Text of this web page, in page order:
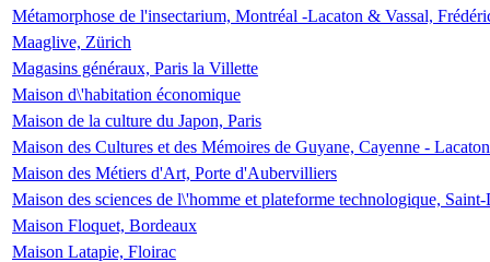
Métamorphose de l'insectarium, Montréal -Lacaton & Vassal,
Maaglive, Zürich
Magasins généraux, Paris la Villette
Maison d\'habitation économique
Maison de la culture du Japon, Paris
Maison des Cultures et des Mémoires de Guyane, Cayenne -
Maison des Métiers d'Art, Porte d'Aubervilliers
Maison des sciences de l\'homme et plateforme technologique,
Maison Floquet, Bordeaux
Maison Latapie, Floirac